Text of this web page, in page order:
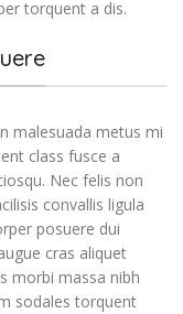
torquent a dis.
malesuada metus mi
class fusce a
Nec felis non
convallis ligula
posuere dui
cras aliquet
morbi massa nibh
sodales torquent